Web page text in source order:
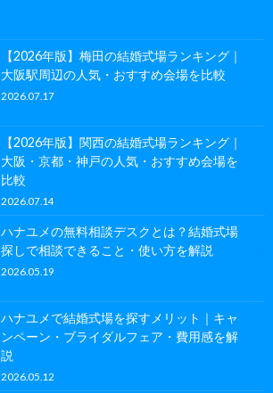
【2026年版】梅田の結婚式場ランキング｜
大阪駅周辺の人気・おすすめ会場を比較
2026.07.17
【2026年版】関西の結婚式場ランキング｜
大阪・京都・神戸の人気・おすすめ会場を
比較
2026.07.14
ハナユメの無料相談デスクとは？結婚式場
探しで相談できること・使い方を解説
2026.05.19
ハナユメで結婚式場を探すメリット｜キャ
ンペーン・ブライダルフェア・費用感を解
説
2026.05.12